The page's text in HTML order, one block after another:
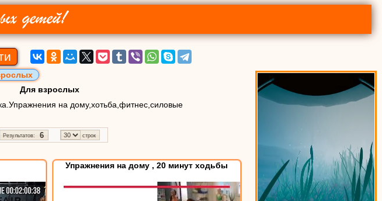
детей!
Для взрослых
на дому,хотьба,фитнес,силовые
Результатов: 6 строк
Упражнения на дому , 20 минут ходьбы